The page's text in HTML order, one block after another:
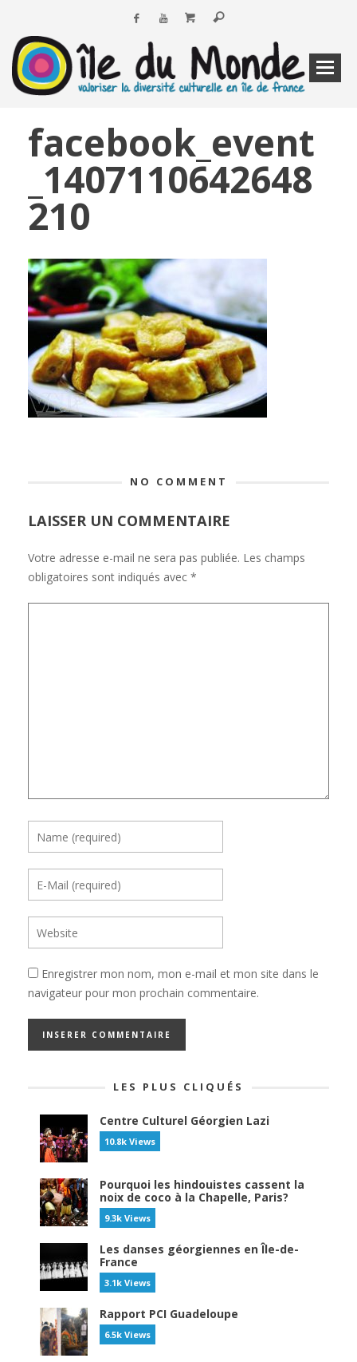
facebook_event
_1407110642648
210
NO COMMENT
LAISSER UN COMMENTAIRE
Votre adresse e-mail ne sera pas publiée. Les champs
obligatoires sont indiqués avec *
Enregistrer mon nom, mon e-mail et mon site dans le
navigateur pour mon prochain commentaire.
LES PLUS CLIQUÉS
Centre Culturel Géorgien Lazi
10.8k Views
Pourquoi les hindouistes cassent la
noix de coco à la Chapelle, Paris?
9.3k Views
Les danses géorgiennes en Île-de-
France
3.1k Views
Rapport PCI Guadeloupe
6.5k Views